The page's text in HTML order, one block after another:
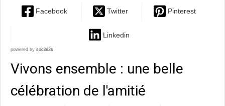
Facebook Twitter Pinterest
Linkedin
powered by social2s
Vivons ensemble : une belle
célébration de l'amitié